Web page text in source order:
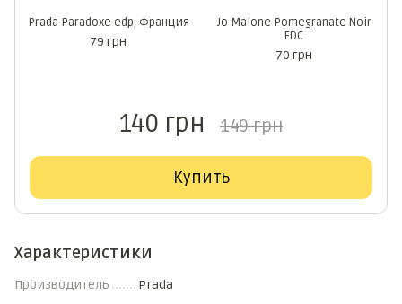
Prada Paradoxe edp, Франция
79 грн
Jo Malone Pomegranate Noir
EDC
70 грн
140 грн 149 грн
Купить
Характеристики
Производитель Prada